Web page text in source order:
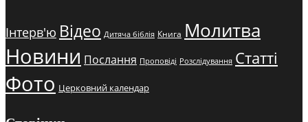
Інтерв'ю Відео Дитяча біблія Книга Молитва
Новини Послання Проповіді Розслідування Статті
Фото Церковний календар